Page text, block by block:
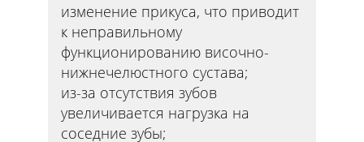
изменение прикуса, что приводит
к неправильному
функционированию височно-
нижнечелюстного сустава;
из-за отсутствия зубов
увеличивается нагрузка на
соседние зубы;